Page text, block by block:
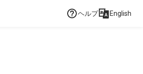
ヘルプ English